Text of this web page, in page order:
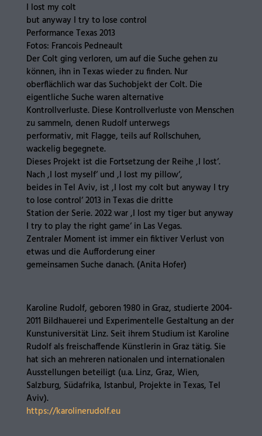
I lost my colt
but anyway I try to lose control
Performance Texas 2013
Fotos: Francois Pedneault
Der Colt ging verloren, um auf die Suche gehen zu
können, ihn in Texas wieder zu finden. Nur
oberflächlich war das Suchobjekt der Colt. Die
eigentliche Suche waren alternative
Kontrollverluste. Diese Kontrollverluste von Menschen
zu sammeln, denen Rudolf unterwegs
performativ, mit Flagge, teils auf Rollschuhen,
wackelig begegnete.
Dieses Projekt ist die Fortsetzung der Reihe ,I lost‘.
Nach ,I lost myself‘ und ,I lost my pillow‘,
beides in Tel Aviv, ist ,I lost my colt but anyway I try
to lose control‘ 2013 in Texas die dritte
Station der Serie. 2022 war ,I lost my tiger but anyway
I try to play the right game‘ in Las Vegas.
Zentraler Moment ist immer ein fiktiver Verlust von
etwas und die Aufforderung einer
gemeinsamen Suche danach. (Anita Hofer)
Karoline Rudolf, geboren 1980 in Graz, studierte 2004-
2011 Bildhauerei und Experimentelle Gestaltung an der
Kunstuniversität Linz. Seit ihrem Studium ist Karoline
Rudolf als freischaffende Künstlerin in Graz tätig. Sie
hat sich an mehreren nationalen und internationalen
Ausstellungen beteiligt (u.a. Linz, Graz, Wien,
Salzburg, Südafrika, Istanbul, Projekte in Texas, Tel
Aviv).
https://karolinerudolf.eu